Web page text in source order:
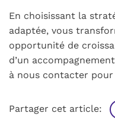
En choisissant la
adaptée, vous
opportunité de
d’un
à nous contacter
Partager cet article: